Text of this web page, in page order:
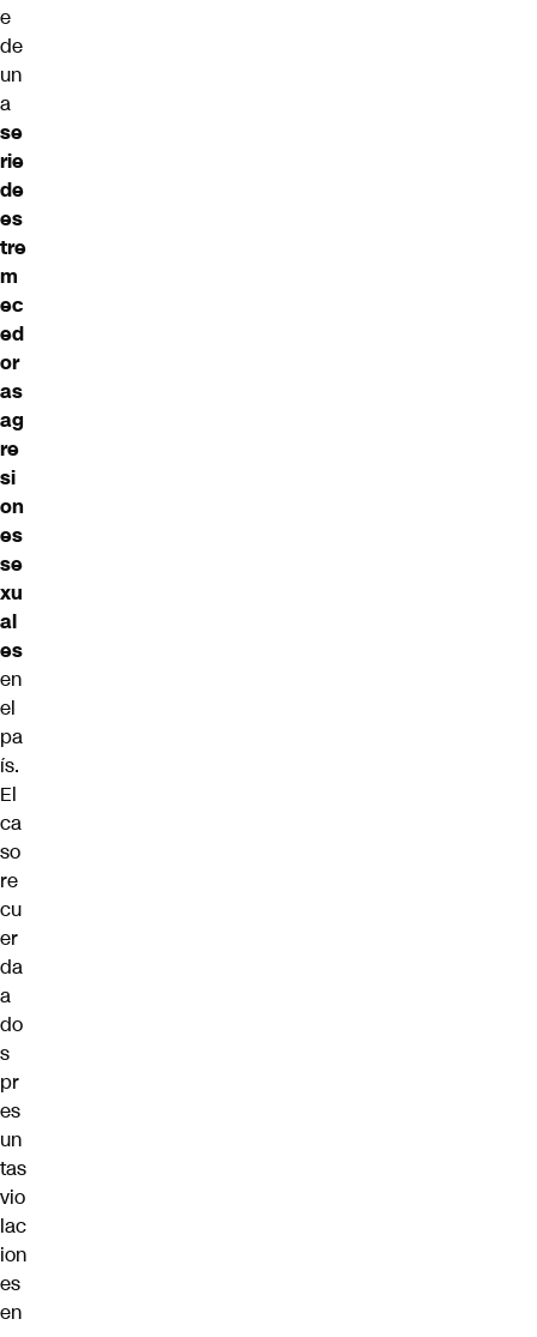
e
de
un
a
se
rie
de
es
tre
m
ec
ed
or
as
ag
re
si
on
es
se
xu
al
es
en
el
pa
ís.
El
ca
so
re
cu
er
da
a
do
s
pr
es
un
tas
vio
lac
ion
es
en